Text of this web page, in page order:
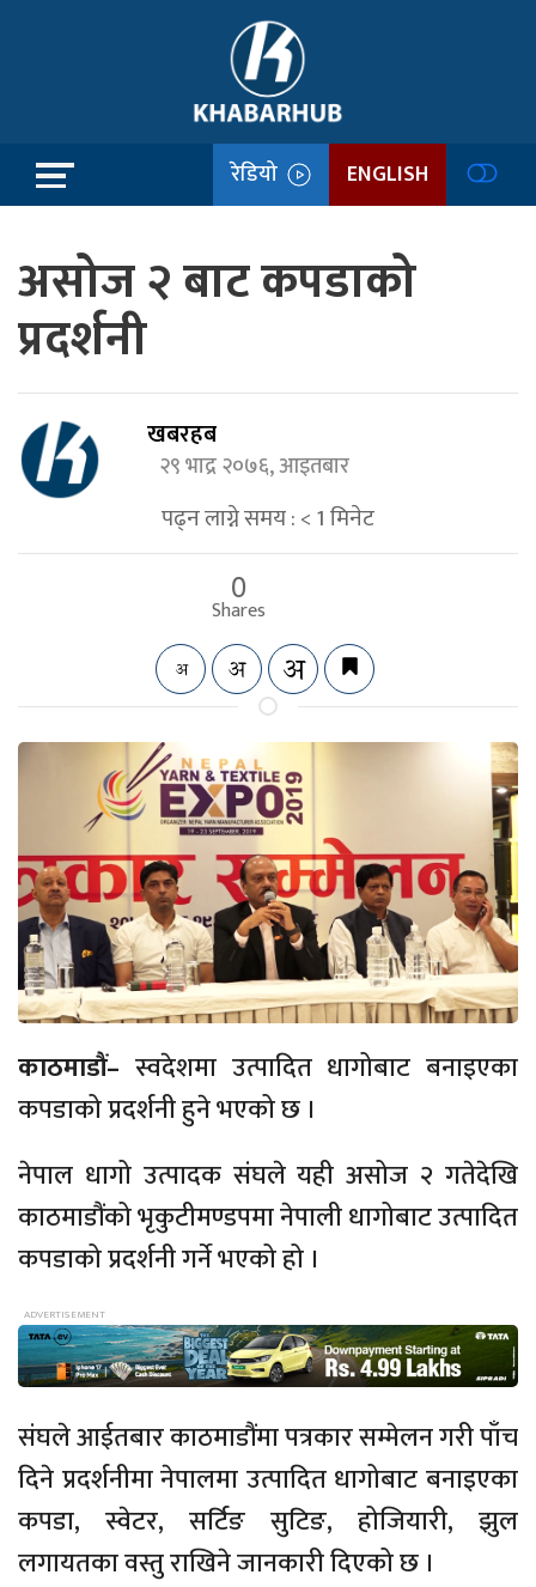
रेडियो ENGLISH
असोज २ बाट कपडाको
प्रदर्शनी
खबरहब
२९ भाद्र २०७६, आइतबार
पढ्न लाग्ने समय :< 1मिनेट
0
Shares
काठमाडौं– स्वदेशमा उत्पादित धागोबाट बनाइएका
कपडाको प्रदर्शनी हुने भएको छ ।
नेपाल धागो उत्पादक संघले यही असोज २ गतेदेखि
काठमाडौंको भृकुटीमण्डपमा नेपाली धागोबाट उत्पादित
कपडाको प्रदर्शनी गर्ने भएको हो ।
संघले आईतबार काठमाडौंमा पत्रकार सम्मेलन गरी पाँच
दिने प्रदर्शनीमा नेपालमा उत्पादित धागोबाट बनाइएका
कपडा, स्वेटर, सर्टिङ सुटिङ, होजियारी, झुल
लगायतका वस्तु राखिने जानकारी दिएको छ ।